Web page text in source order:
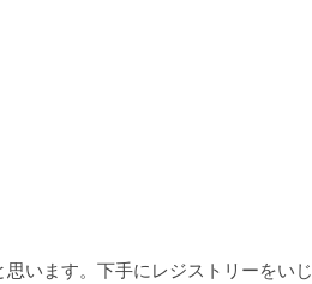
います。下手にレジストリーをいじ